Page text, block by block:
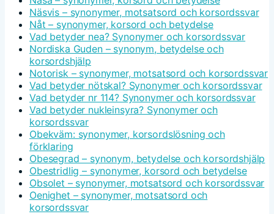
Näsvis – synonymer, motsatsord och korsordssvar
Nåt – synonymer, korsord och betydelse
Vad betyder nea? Synonymer och korsordssvar
Nordiska Guden – synonym, betydelse och
korsordshjälp
Notorisk – synonymer, motsatsord och korsordssvar
Vad betyder nötskal? Synonymer och korsordssvar
Vad betyder nr 114? Synonymer och korsordssvar
Vad betyder nukleinsyra? Synonymer och
korsordssvar
Obekväm: synonymer, korsordslösning och
förklaring
Obesegrad – synonym, betydelse och korsordshjälp
Obestridlig – synonymer, korsord och betydelse
Obsolet – synonymer, motsatsord och korsordssvar
Oenighet – synonymer, motsatsord och
korsordssvar